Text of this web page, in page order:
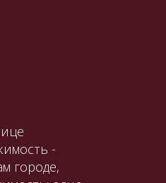
-
городе,